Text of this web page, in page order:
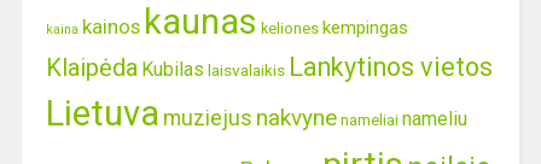
kaina kainos kaunas keliones kempingas
Klaipėda Kubilas laisvalaikis Lankytinos vietos
Lietuva muziejus nakvyne nameliai nameliu